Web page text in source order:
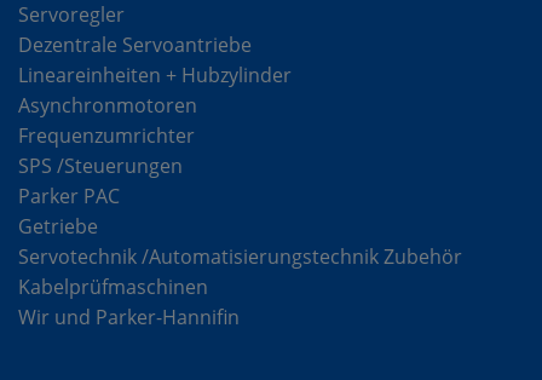
Servoregler
Dezentrale Servoantriebe
Lineareinheiten + Hubzylinder
Asynchronmotoren
Frequenzumrichter
SPS /Steuerungen
Parker PAC
Getriebe
Servotechnik /Automatisierungstechnik Zubehör
Kabelprüfmaschinen
Wir und Parker-Hannifin